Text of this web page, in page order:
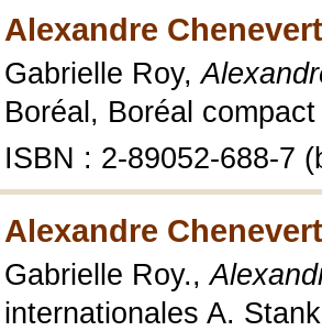
Alexandre
Gabrielle Roy,
Boréal, Boréal
ISBN : 2-89052-688-7
Alexandre
Gabrielle Roy.,
internationales A.